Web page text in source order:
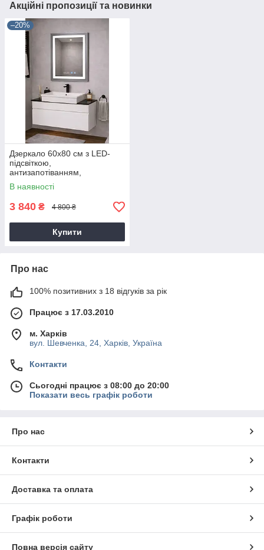
Акційні пропозиції та новинки
–20%
Дзеркало 60х80 см з LED-
підсвіткою,
антизапотіванням,
годинником та сенсорами
В наявності
3 840 ₴ 4 800 ₴
Купити
Про нас
100% позитивних з 18 відгуків за рік
Працює з 17.03.2010
м. Харків
вул. Шевченка, 24, Харків, Україна
Контакти
Сьогодні працює з 08:00 до 20:00
Показати весь графік роботи
Про нас
Контакти
Доставка та оплата
Графік роботи
Повна версія сайту